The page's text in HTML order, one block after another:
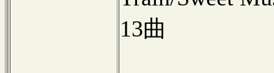
13曲